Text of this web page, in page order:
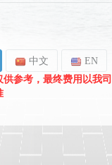
中文 EN
参考，最终费用以我司